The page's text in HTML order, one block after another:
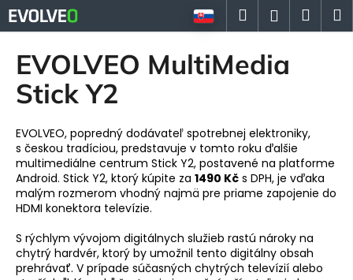
Prejsť
na
obsah
Hľadať
EVOLVEO MultiMedia
Stick Y2
EVOLVEO, popredný dodávateľ spotrebnej elektroniky,
s českou tradíciou, predstavuje v tomto roku ďalšie
multimediálne centrum Stick Y2, postavené na platforme
Android. Stick Y2, ktorý kúpite za 1490 Kč s DPH, je vďaka
malým rozmerom vhodný najmä pre priame zapojenie do
HDMI konektora televízie.
S rýchlym vývojom digitálnych služieb rastú nároky na
chytrý hardvér, ktorý by umožnil tento digitálny obsah
prehrávať. V prípade súčasných chytrých televízií alebo
K
o
Späť
Späť
Č
o
p
o
t
r
e
b
u
j